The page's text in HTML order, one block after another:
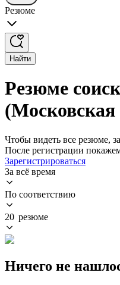
Резюме
Найти
Резюме
(Московская
Чтобы видеть все резюме,
После регистрации
Зарегистрироваться
За всё время
По соответствию
20 резюме
Ничего не